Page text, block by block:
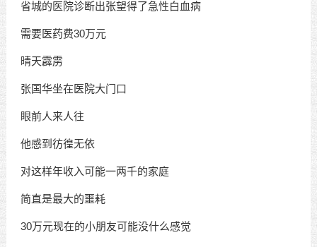
省城的医院诊断出张望得了急性白血病
需要医药费30万元
晴天霹雳
张国华坐在医院大门口
眼前人来人往
他感到彷徨无依
对这样年收入可能一两千的家庭
简直是最大的噩耗
30万元现在的小朋友可能没什么感觉